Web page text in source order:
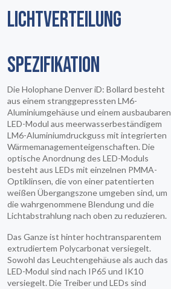
STARTSEITE
01
PRODUKTE
02
LICHTVERTEILUNG
SPEZIFIKATION
Die Holophane Denver iD: Bollard besteht
aus einem stranggepressten LM6-
Aluminiumgehäuse und einem ausbaubaren
LED-Modul aus meerwasserbeständigem
LM6-Aluminiumdruckguss mit integrierten
Wärmemanagementeigenschaften. Die
optische Anordnung des LED-Moduls
besteht aus LEDs mit einzelnen PMMA-
Optiklinsen, die von einer patentierten
weißen Übergangszone umgeben sind, um
die wahrgenommene Blendung und die
Lichtabstrahlung nach oben zu reduzieren.
Das Ganze ist hinter hochtransparentem
extrudiertem Polycarbonat versiegelt.
Sowohl das Leuchtengehäuse als auch das
LED-Modul sind nach IP65 und IK10
versiegelt. Die Treiber und LEDs sind